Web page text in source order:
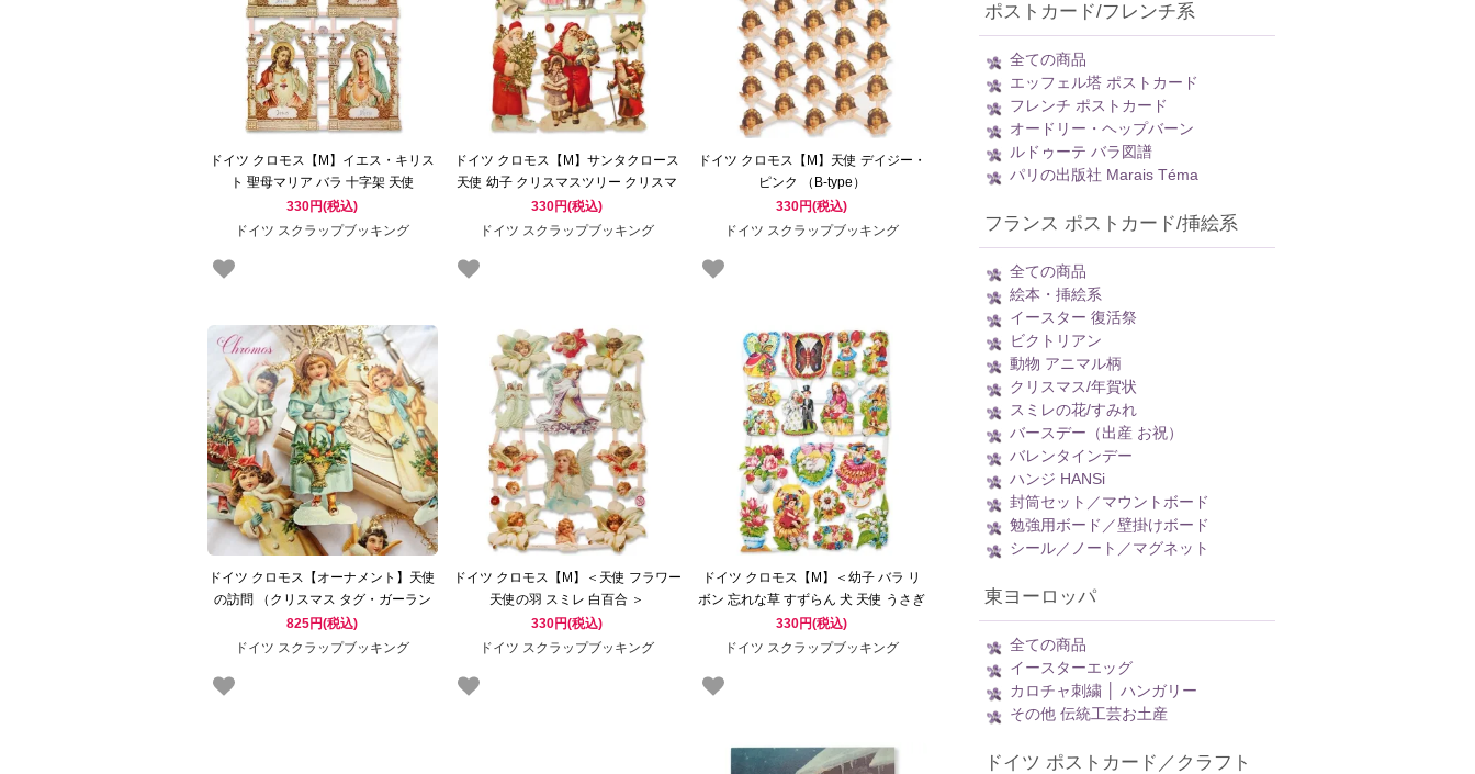
ドイツ クロモス【M】イエス・キリス
ト 聖母マリア バラ 十字架 天使
330円(税込)
ドイツ スクラップブッキング
ドイツ クロモス【M】サンタクロース
天使 幼子 クリスマスツリー クリスマ
スプレゼント 幸福のベル
330円(税込)
ドイツ スクラップブッキング
ドイツ クロモス【M】天使 デイジー・
ピンク （B-type）
330円(税込)
ドイツ スクラップブッキング
ドイツ クロモス【オーナメント】天使
の訪問 （クリスマス タグ・ガーラン
ド）
825円(税込)
ドイツ スクラップブッキング
ドイツ クロモス【M】＜天使 フラワー
天使の羽 スミレ 白百合 ＞
330円(税込)
ドイツ スクラップブッキング
ドイツ クロモス【M】＜幼子 バラ リ
ボン 忘れな草 すずらん 犬 天使 うさぎ
猫 ネコ＞
330円(税込)
ドイツ スクラップブッキング
ポストカード/フレンチ系
全ての商品
エッフェル塔 ポストカード
フレンチ ポストカード
オードリー・ヘップバーン
ルドゥーテ バラ図譜
パリの出版社 Marais Téma
フランス ポストカード/挿絵系
全ての商品
絵本・挿絵系
イースター 復活祭
ビクトリアン
動物 アニマル柄
クリスマス/年賀状
スミレの花/すみれ
バースデー（出産 お祝）
バレンタインデー
ハンジ HANSi
封筒セット／マウントボード
勉強用ボード／壁掛けボード
シール／ノート／マグネット
東ヨーロッパ
全ての商品
イースターエッグ
カロチャ刺繍 │ ハンガリー
その他 伝統工芸お土産
ドイツ ポストカード／クラフト